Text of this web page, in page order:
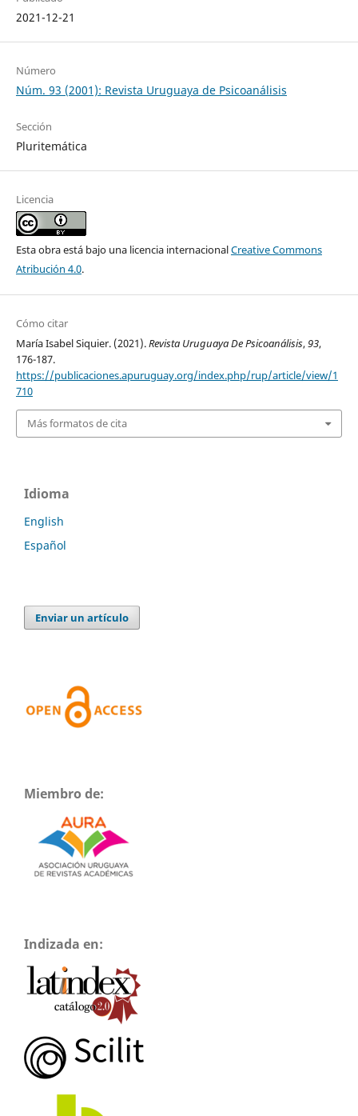
2021-12-21
Número
Núm. 93 (2001): Revista Uruguaya de Psicoanálisis
Sección
Pluritemática
Licencia
Esta obra está bajo una licencia internacionalCreative Commons
Atribución 4.0.
Cómo citar
María Isabel Siquier. (2021).Revista Uruguaya De Psicoanálisis,93,
176-187.
https://publicaciones.apuruguay.org/index.php/rup/article/view/1
710
Más formatos de cita
Idioma
English
Español
Enviar un artículo
Miembro de:
Indizada en: